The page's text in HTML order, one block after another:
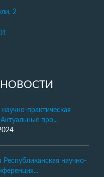
2
практическая
про...
научно-